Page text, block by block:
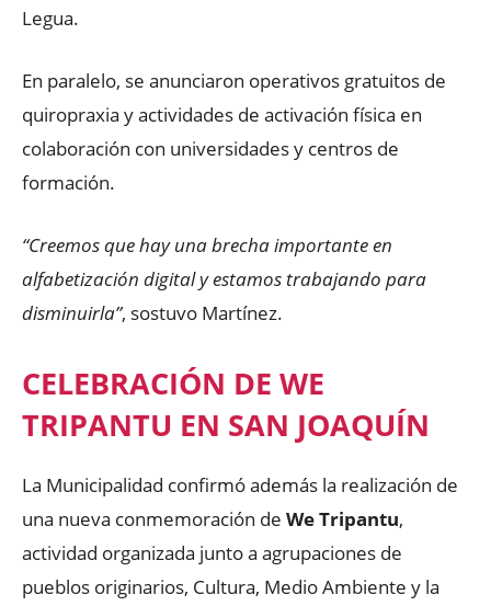
Legua.
En paralelo, se anunciaron operativos gratuitos de
quiropraxia y actividades de activación física en
colaboración con universidades y centros de
formación.
“Creemos que hay una brecha importante en
alfabetización digital y estamos trabajando para
disminuirla”, sostuvo Martínez.
CELEBRACIÓN DE WE
TRIPANTU EN SAN JOAQUÍN
La Municipalidad confirmó además la realización de
una nueva conmemoración de We Tripantu,
actividad organizada junto a agrupaciones de
pueblos originarios, Cultura, Medio Ambiente y la